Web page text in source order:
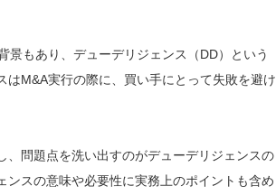
もあり、デューデリジェンス（DD）という
M&A実行の際に、買い手にとって失敗を避け
問題点を洗い出すのがデューデリジェンスの
スの意味や必要性に実務上のポイントも含め